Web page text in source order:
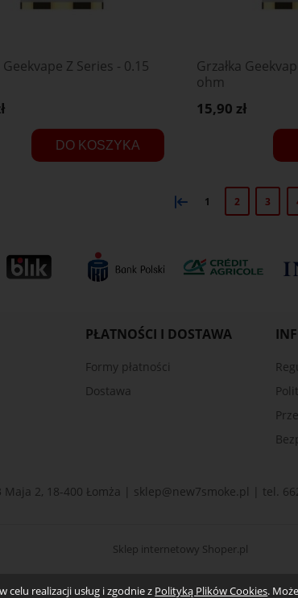
realizacji usług i zgodnie z Polityką Plików Cookies.
Geekvape Z Series - 0.15
DO KOSZYKA
Grzałka
ohm
15,90 zł
« 1 2 3
PŁATNOŚCI I DOSTAWA
Formy płatności
Dostawa
2, 18-400 Łomża | sklep@new7smoke.pl | tel.
Sklep internetowy Shoper.pl